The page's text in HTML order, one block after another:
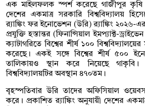
এক মাইলফলক স্পর্শ করেছে গাজীপুর কৃষি
দেশের একমাত্র সরকারি বিশ্ববিদ্যালয়
র‌্যাঙ্কিং ফর ইনোভেশন (উরি) র‍্যাঙ্কিং ২০২৬-
প্রযুক্তি হস্তান্তর (ফিনান্সিয়াল ইমপ্যাক্ট-
ক্যাটাগরিতে বিশ্বের শীর্ষ ১০০
করেছে। একই সঙ্গে বিশ্বের শীর্ষ ৫০০
তালিকায়ও স্থান করে নিয়েছে
বিশ্ববিদ্যালয়টির অবস্থান ৪৭০তম।
বৃহস্পতিবার উরি তাদের অফিসিয়াল
করে। প্রকাশিত র‍্যাঙ্কিং অনুযায়ী দেশের